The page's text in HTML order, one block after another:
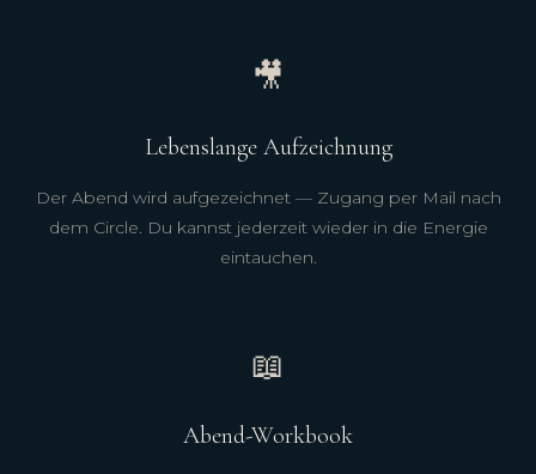
🎥
Lebenslange Aufzeichnung
Der Abend wird aufgezeichnet — Zugang per Mail nach
dem Circle. Du kannst jederzeit wieder in die Energie
eintauchen.
📖
Abend-Workbook